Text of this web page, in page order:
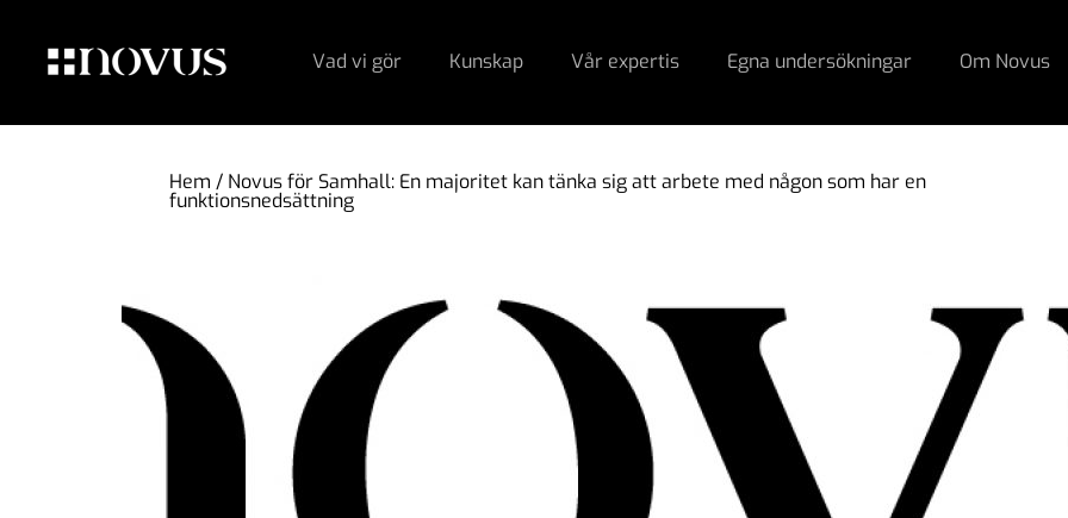
Vad vi gör Kunskap Vår expertis Egna undersökningar Om Novus
Hem / Novus för Samhall: En majoritet kan tänka sig att arbete med någon som har en
funktionsnedsättning